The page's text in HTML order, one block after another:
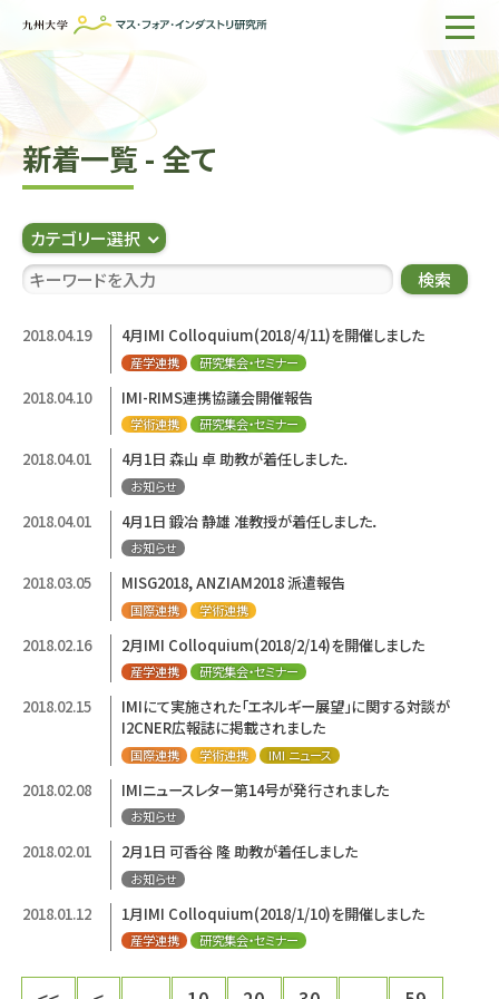
ホーム
IMIについて
組織・所員
研究活動
企業の方へ
サイト内検索
新着一覧 - 全て
カテゴリー選択
検索
2018.04.19 4月IMI Colloquium(2018/4/11)を開催しました
産学連携 研究集会・セミナー
2018.04.10 IMI-RIMS連携協議会開催報告
学術連携 研究集会・セミナー
2018.04.01 4月1日 森山 卓 助教が着任しました．
お知らせ
2018.04.01 4月1日 鍛冶 静雄 准教授が着任しました．
お知らせ
2018.03.05 MISG2018, ANZIAM2018 派遣報告
国際連携 学術連携
2018.02.16 2月IMI Colloquium(2018/2/14)を開催しました
産学連携 研究集会・セミナー
2018.02.15
IMIにて実施された「エネルギー展望」に関する対談が
I2CNER広報誌に掲載されました
国際連携 学術連携 IMI ニュース
2018.02.08 IMIニュースレター第14号が発行されました
お知らせ
2018.02.01 2月1日 可香谷 隆 助教が着任しました
お知らせ
2018.01.12 1月IMI Colloquium(2018/1/10)を開催しました
産学連携 研究集会・セミナー